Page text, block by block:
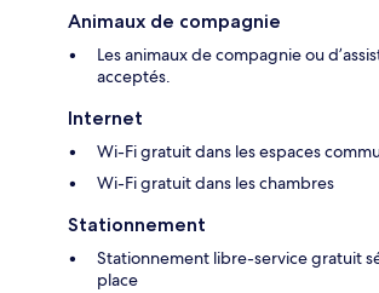
Animaux de compagnie
Les animaux de compagnie ou
acceptés.
Internet
Wi-Fi gratuit dans les espaces
Wi-Fi gratuit dans les chambres
Stationnement
Stationnement libre-service gratuit
place